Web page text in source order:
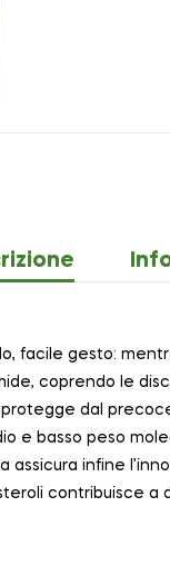
facile gesto:
coprendo le
dal
e basso peso
infine
contribuisce a